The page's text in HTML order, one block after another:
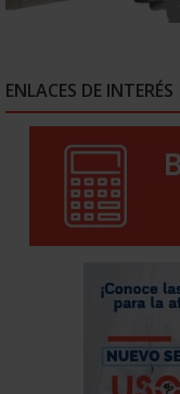
ENLACES DE INTERÉS